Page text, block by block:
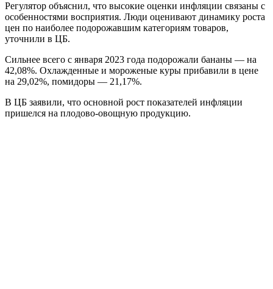
Регулятор объяснил, что высокие оценки инфляции связаны с
особенностями восприятия. Люди оценивают динамику роста
цен по наиболее подорожавшим категориям товаров,
уточнили в ЦБ.
Сильнее всего с января 2023 года подорожали бананы — на
42,08%. Охлажденные и мороженые куры прибавили в цене
на 29,02%, помидоры — 21,17%.
В ЦБ заявили, что основной рост показателей инфляции
пришелся на плодово-овощную продукцию.